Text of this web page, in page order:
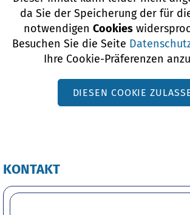
da Sie der Speicherung der für
notwendigen Cookies
Besuchen Sie die Seite
Ihre Cookie-Präferenzen
DIESEN COOKIE
KONTAKT